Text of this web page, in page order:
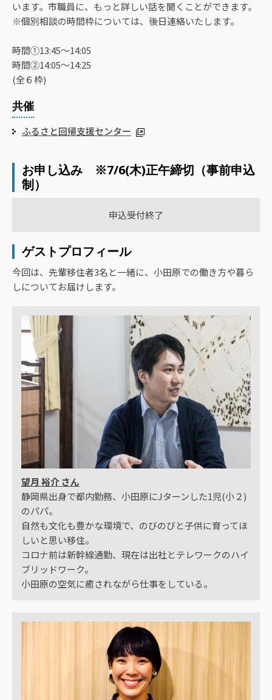
います。市職員に、もっと詳しい話を聞くことができます。
※個別相談の時間枠については、後日連絡いたします。
時間①13:45～14:05
時間②14:05～14:25
(全６枠)
共催
ふるさと回帰支援センター
お申し込み ※7/6(木)正午締切（事前申込
制）
申込受付終了
ゲストプロフィール
今回は、先輩移住者3名と一緒に、小田原での働き方や暮ら
しについてお届けします。
望月 裕介 さん
静岡県出身で都内勤務、小田原にJターンした1児(小２)
のパパ。
自然も文化も豊かな環境で、のびのびと子供に育ってほ
しいと思い移住。
コロナ前は新幹線通勤、現在は出社とテレワークのハイ
ブリッドワーク。
小田原の空気に癒されながら仕事をしている。